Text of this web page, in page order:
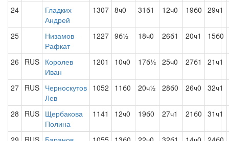
24
Гладких
Андрей
1307 8ч0 31б1 12ч0 19б0 29ч1
25
Низамов
Рафкат
1227 9б½ 18ч0 26б1 20ч1 15б0
26 RUS Королев
Иван
1201 10ч0 17б½ 25ч0 27б1 21ч1
27 RUS Черноскутов
Лев
1052 11б0 20ч½ 28б0 26ч0 32ч1
28 RUS Щербакова
Полина
1141 12ч0 19б0 27ч1 21б0 31ч1